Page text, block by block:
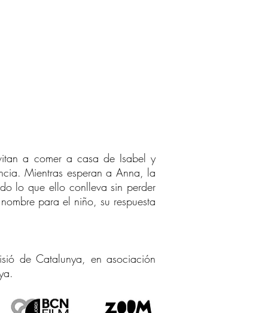
a comer a casa de Isabel y
Mientras esperan a Anna, la
lo que ello conlleva sin perder
para el niño, su respuesta
de Catalunya, en asociación